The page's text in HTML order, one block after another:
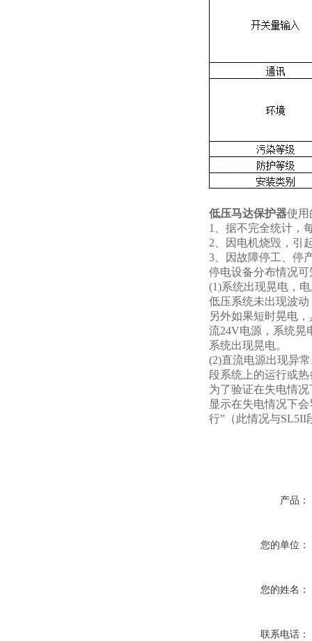
低压马达保护器使
1、据不完全统计，
2、因电机烧毁，引
3、因故障停工、停
停电设备分布情况
(1)系统出现晃电，
低压系统未出现波
另外如果短时晃电
流24V电源，系统晃
系统出现晃电。
(2)直流电源出现异
段系统上的运行或
为了验证在失电情
显示在失电情况下
行”（此情况与
产品：
您的单位：
您的姓名：
联系电话：